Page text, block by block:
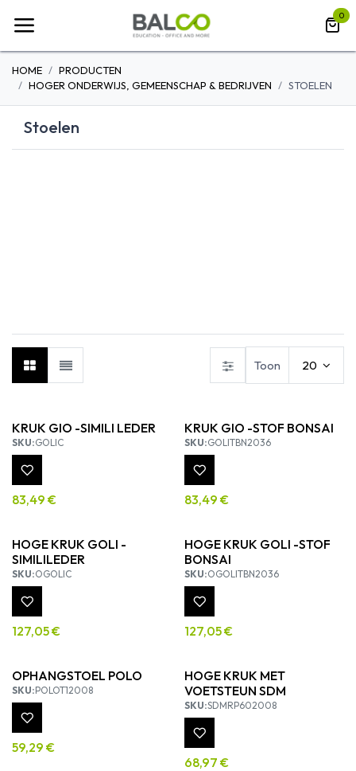
0
HOME
PRODUCTEN
HOGER ONDERWIJS, GEMEENSCHAP & BEDRIJVEN
STOELEN
Stoelen
Toon 20
KRUK GIO -SIMILI LEDER
SKU:GOLIC
83,49 €
KRUK GIO -STOF BONSAI
SKU:GOLITBN2036
83,49 €
HOGE KRUK GOLI -
SIMILILEDER
SKU:OGOLIC
127,05€
HOGE KRUK GOLI -STOF
BONSAI
SKU:OGOLITBN2036
127,05€
OPHANGSTOEL POLO
SKU:POLOT12008
59,29 €
HOGE KRUK MET
VOETSTEUN SDM
SKU:SDMRP602008
68,97 €